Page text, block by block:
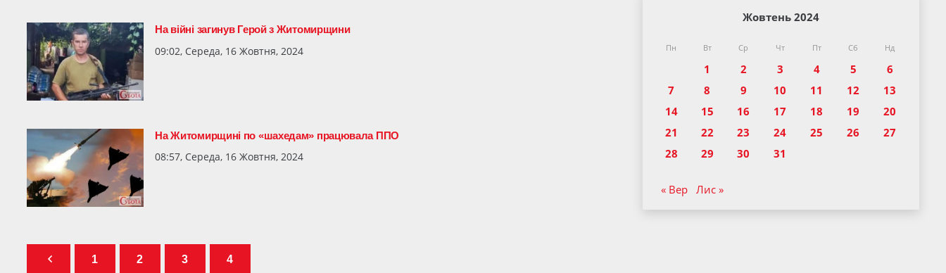
На війні загинув Герой з Житомирщини
09:02, Середа, 16 Жовтня, 2024
На Житомирщині по «шахедам» працювала ППО
08:57, Середа, 16 Жовтня, 2024
1 2 3 4
Жовтень 2024
Пн Вт Ср Чт Пт Сб Нд
1 2 3 4 5
6
7
8 9 10 11 12
13
14
15 16 17 18 19
20
21
22 23 24 25 26
27
28
29 30 31
« Вер Лис »